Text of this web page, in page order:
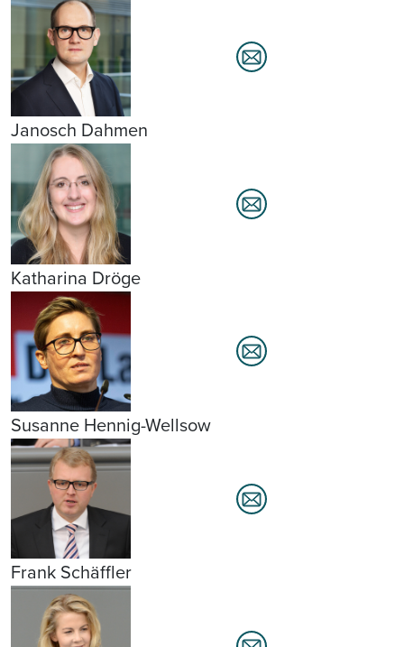
Janosch Dahmen
Katharina Dröge
Susanne Hennig-Wellsow
Frank Schäffler